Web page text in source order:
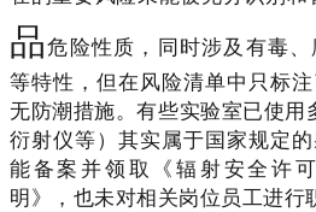
品危险性质，同时涉及有毒
等特性，但在风险清单中只标
无防潮措施。有些实验室已使用
衍射仪等）其实属于国家规定
能备案并领取《辐射安全许
明》，也未对相关岗位员工进行